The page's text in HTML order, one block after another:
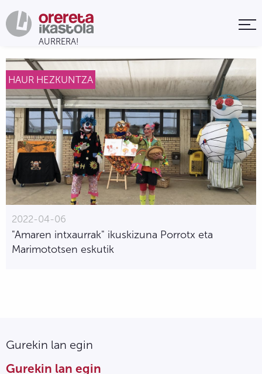
HAUR HEZKUNTZA
2022-04-06
"Amaren intxaurrak" ikuskizuna Porrotx eta
Marimototsen eskutik
Gurekin lan egin
Gurekin lan egin